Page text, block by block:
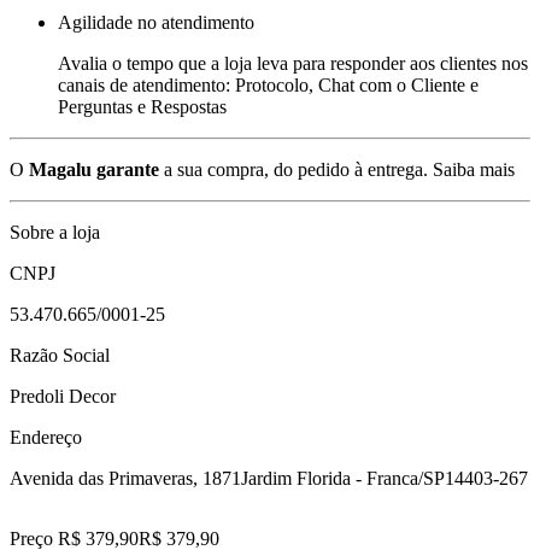
Agilidade no atendimento
Avalia o tempo que a loja leva para responder aos clientes nos
canais de atendimento: Protocolo, Chat com o Cliente e
Perguntas e Respostas
O Magalu garante a sua compra, do pedido à entrega. Saiba mais
Sobre a loja
CNPJ
53.470.665/0001-25
Razão Social
Predoli Decor
Endereço
Avenida das Primaveras, 1871Jardim Florida - Franca/SP14403-267
Preço R$ 379,90R$ 379,90